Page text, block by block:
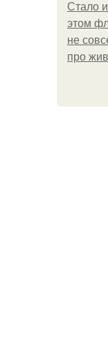
Стало
этом
не
про